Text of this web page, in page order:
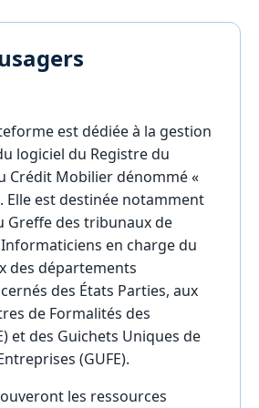
est dédiée à la gestion
logiciel du Registre du
Crédit Mobilier dénommé «
Elle est destinée notamment
Greffe des tribunaux de
en charge du
des départements
des États Parties, aux
de Formalités des
et des Guichets Uniques de
(GUFE).
les ressources